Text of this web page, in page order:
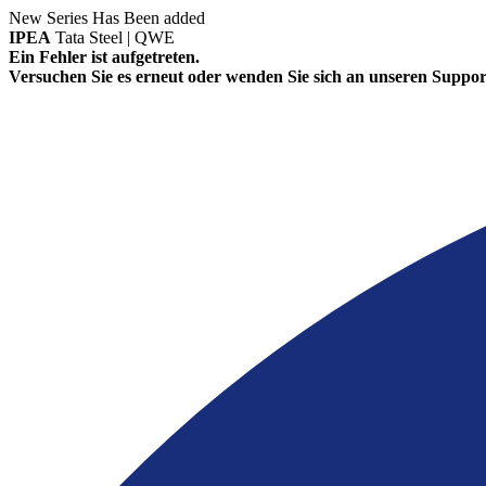
New Series Has Been added
IPEA Tata Steel | QWE
Ein Fehler ist aufgetreten.
Versuchen Sie es erneut oder wenden Sie sich an unseren